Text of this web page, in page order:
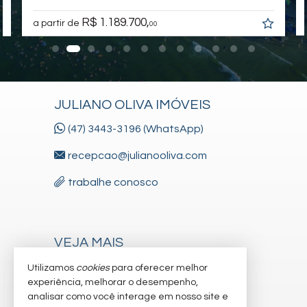
Endereço:
R 496 FELIPE DA SILVA LEANDRO, nº 465
Rainha do Mar
Itapoá /
SC
a partir de R$ 1.189.700,00
JULIANO OLIVA IMÓVEIS
(47) 3443-3196 (WhatsApp)
recepcao@julianooliva.com
trabalhe conosco
VEJA MAIS
receba nosso newsletter
cadastre seu imóvel
Utilizamos cookiespara oferecer melhor
experiência, melhorar o desempenho,
analisar como você interage em nosso site e